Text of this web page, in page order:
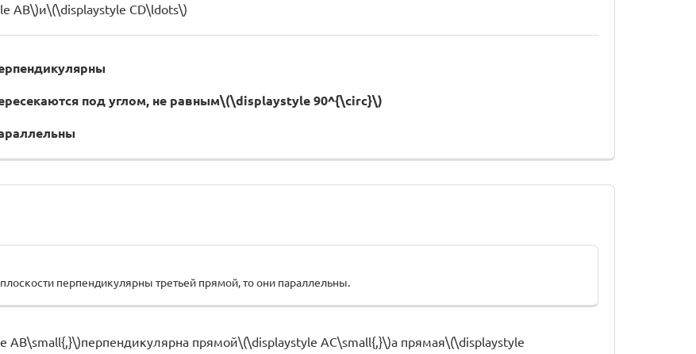
AB\)и\(\displaystyle CD\ldots\)
под углом, не равным\(\displaystyle 90^{\circ}\)
перпендикулярны третьей прямой, то они параллельны.
AB\small{,}\)перпендикулярна прямой\(\displaystyle AC\small{,}\)а прямая\(\displaystyle